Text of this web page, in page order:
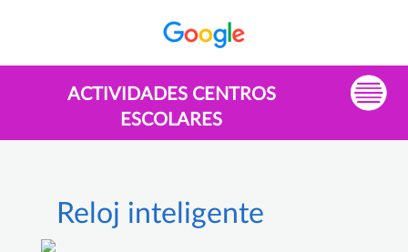
ACTIVIDADES CENTROS
ESCOLARES
Reloj inteligente